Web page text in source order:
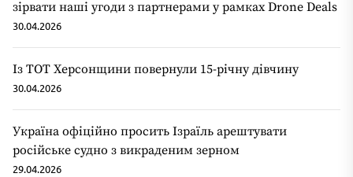
зірвати наші угоди з партнерами у рамках Drone Deals
30.04.2026
Із ТОТ Херсонщини повернули 15-річну дівчину
30.04.2026
Україна офіційно просить Ізраїль арештувати
російське судно з викраденим зерном
29.04.2026